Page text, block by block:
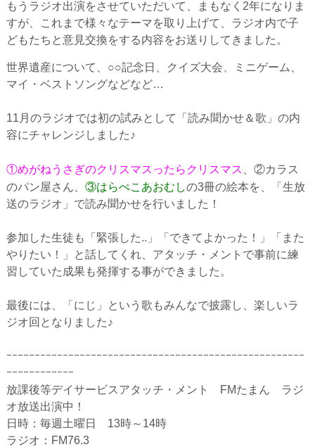
もうラジオ出演をさせていただいて、まもなく2年になりま
すが、これまで様々なテーマを取り上げて、ラジオ内で子
どもたちと意見交換をする内容をお送りしてきました。
世界遺産について、○○記念日、クイズ大会、ミニゲーム、
マイ・ベストソングなどなど…
11月のラジオでは初の試みとして「読み聞かせ＆歌」の内
容にチャレンジしました♪
①めがねうさぎのクリスマスったらクリスマス
、②カラス
のパン屋さん、 ③はらぺこあおむしの3冊の絵本を、「生放
送のラジオ」で読み聞かせを行いました！
参加した生徒も「緊張した..」「できてよかった！」「また
やりたい！」と話してくれ、アタッチ・メントで事前に練
習していた成果も発揮する事ができました。
最後には、「にじ」という歌もみんなで披露し、楽しいラ
ジオ回となりました♪
ｰｰｰｰｰｰｰｰｰｰｰｰｰｰｰｰｰｰｰｰｰｰｰｰｰｰｰｰｰｰｰｰｰｰｰｰｰｰｰｰｰｰｰｰｰｰｰｰｰｰｰｰｰ
ｰｰｰｰｰｰｰｰｰｰｰｰ
放課後等デイサービスアタッチ・メント FMたまん ラジ
オ放送出演中！
日時：毎週土曜日 13時～14時
ラジオ：FM76.3